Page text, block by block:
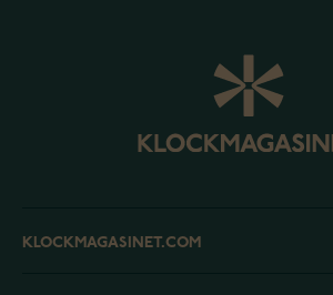
KLOCKMAGASINET.COM